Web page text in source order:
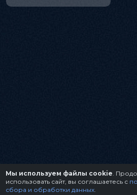
Мы используем файлы cookie .
использовать сайт, вы соглашаетесь с
сбора и обработки данных